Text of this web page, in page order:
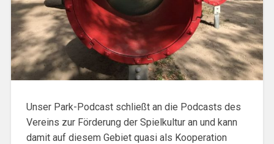
Unser Park-Podcast schließt an die Podcasts des
Vereins zur Förderung der Spielkultur an und kann
damit auf diesem Gebiet quasi als Kooperation